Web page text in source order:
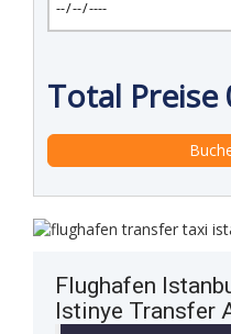
Total Preise
Flughafen
Istinye Transfer